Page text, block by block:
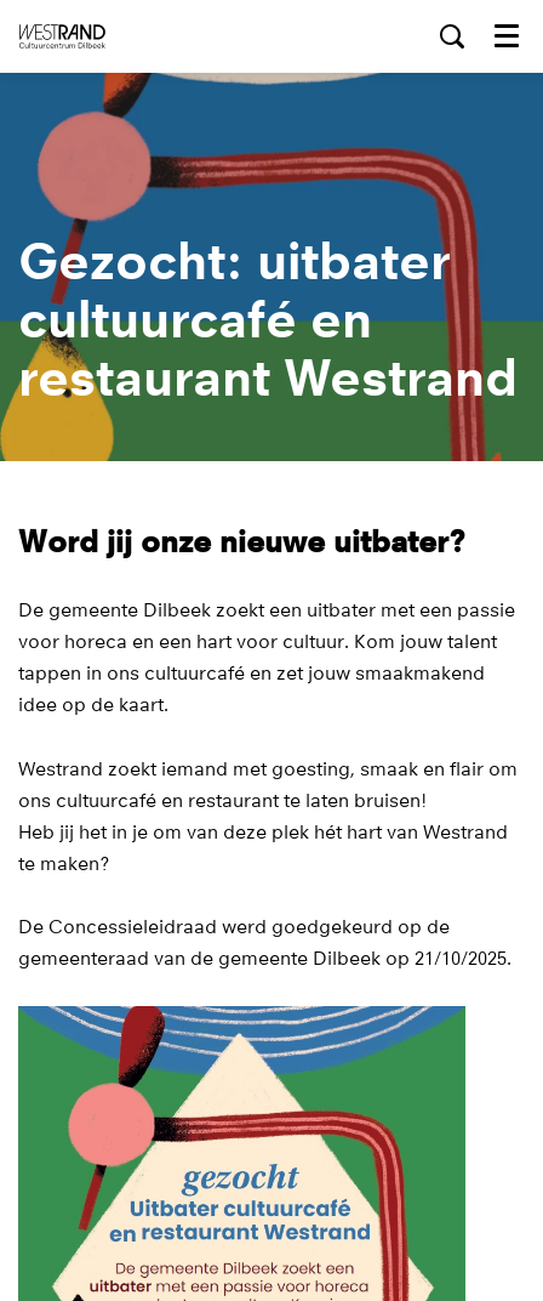
Menu
Gezocht: uitbater
cultuurcafé en
restaurant Westrand
Word jij onze nieuwe uitbater?
De gemeente Dilbeek zoekt een uitbater met een passie
voor horeca en een hart voor cultuur. Kom jouw talent
tappen in ons cultuurcafé en zet jouw smaakmakend
idee op de kaart.
Westrand zoekt iemand met goesting, smaak en flair om
ons cultuurcafé en restaurant te laten bruisen!
Heb jij het in je om van deze plek hét hart van Westrand
te maken?
De Concessieleidraad werd goedgekeurd op de
gemeenteraad van de gemeente Dilbeek op 21/10/2025.